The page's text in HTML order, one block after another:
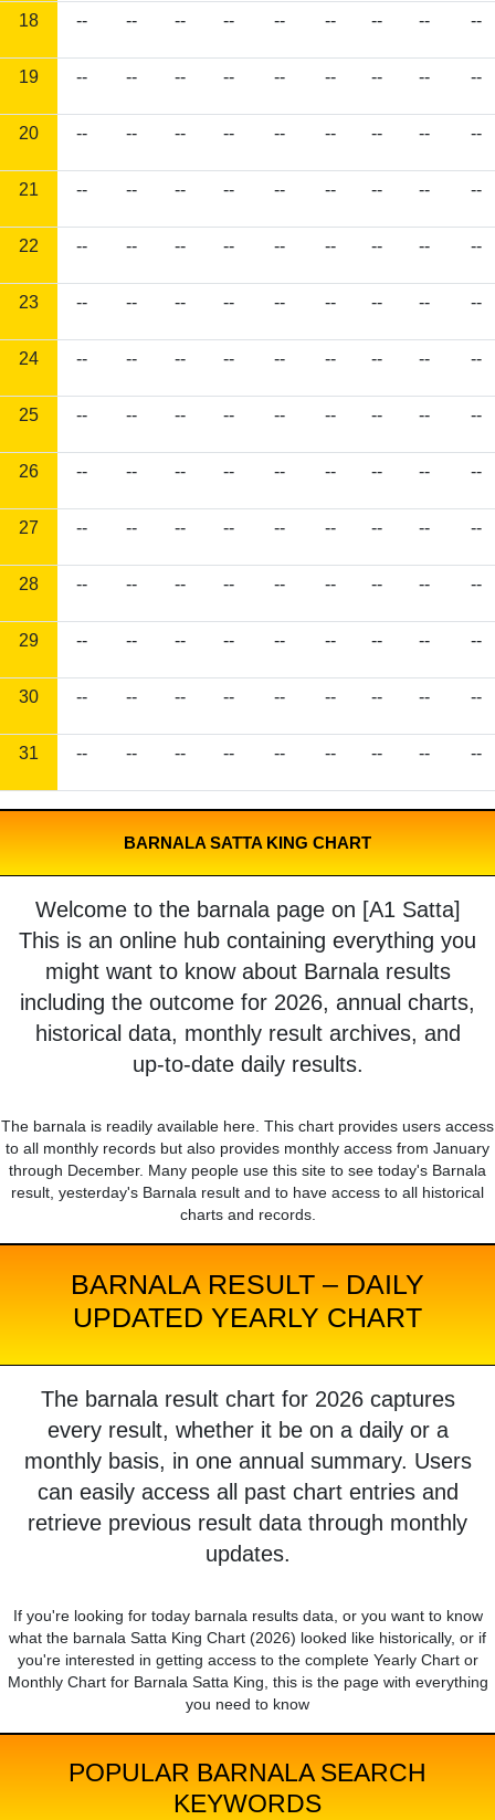
18 -- -- -- -- -- -- -- -- --
19 -- -- -- -- -- -- -- -- --
20 -- -- -- -- -- -- -- -- --
21 -- -- -- -- -- -- -- -- --
22 -- -- -- -- -- -- -- -- --
23 -- -- -- -- -- -- -- -- --
24 -- -- -- -- -- -- -- -- --
25 -- -- -- -- -- -- -- -- --
26 -- -- -- -- -- -- -- -- --
27 -- -- -- -- -- -- -- -- --
28 -- -- -- -- -- -- -- -- --
29 -- -- -- -- -- -- -- -- --
30 -- -- -- -- -- -- -- -- --
31 -- -- -- -- -- -- -- -- --
BARNALA SATTA KING CHART
Welcome to the barnala page on [A1 Satta]
This is an online hub containing everything you
might want to know about Barnala results
including the outcome for 2026, annual charts,
historical data, monthly result archives, and
up-to-date daily results.
The barnala is readily available here. This chart provides users access
to all monthly records but also provides monthly access from January
through December. Many people use this site to see today's Barnala
result, yesterday's Barnala result and to have access to all historical
charts and records.
BARNALA RESULT – DAILY
UPDATED YEARLY CHART
The barnala result chart for 2026 captures
every result, whether it be on a daily or a
monthly basis, in one annual summary. Users
can easily access all past chart entries and
retrieve previous result data through monthly
updates.
If you're looking for today barnala results data, or you want to know
what the barnala Satta King Chart (2026) looked like historically, or if
you're interested in getting access to the complete Yearly Chart or
Monthly Chart for Barnala Satta King, this is the page with everything
you need to know
POPULAR BARNALA SEARCH
KEYWORDS